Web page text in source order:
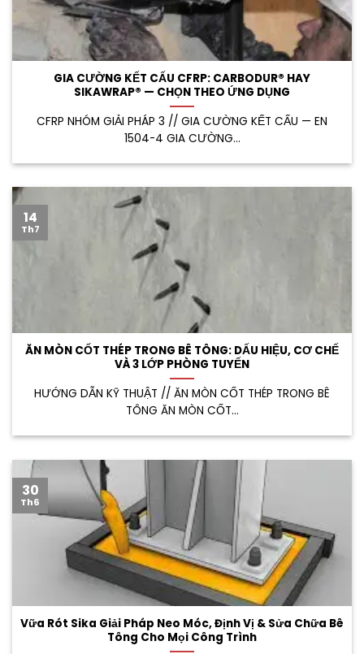
GIA CƯỜNG KẾT CẤU CFRP: CARBODUR® HAY
SIKAWRAP® — CHỌN THEO ỨNG DỤNG
CFRP NHÓM GIẢI PHÁP 3 // GIA CƯỜNG KẾT CẤU — EN
1504-4 GIA CƯỜNG...
ĂN MÒN CỐT THÉP TRONG BÊ TÔNG: DẤU HIỆU, CƠ CHẾ
VÀ 3 LỚP PHÒNG TUYẾN
HƯỚNG DẪN KỸ THUẬT // ĂN MÒN CỐT THÉP TRONG BÊ
TÔNG ĂN MÒN CỐT...
14
Th7
Vữa Rót Sika Giải Pháp Neo Móc, Định Vị & Sửa Chữa Bê
Tông Cho Mọi Công Trình
30
Th6